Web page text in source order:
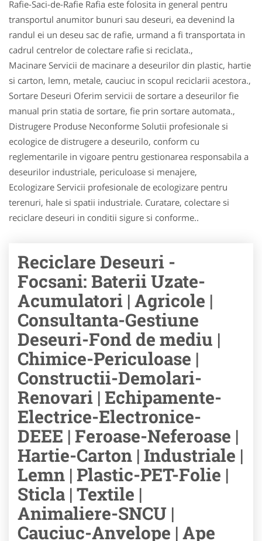
Rafie-Saci-de-Rafie Rafia este folosita in general pentru
transportul anumitor bunuri sau deseuri, ea devenind la
randul ei un deseu sac de rafie, urmand a fi transportata in
cadrul centrelor de colectare rafie si reciclata.,
Macinare Servicii de macinare a deseurilor din plastic, hartie
si carton, lemn, metale, cauciuc in scopul reciclarii acestora.,
Sortare Deseuri Oferim servicii de sortare a deseurilor fie
manual prin statia de sortare, fie prin sortare automata.,
Distrugere Produse Neconforme Solutii profesionale si
ecologice de distrugere a deseurilo, conform cu
reglementarile in vigoare pentru gestionarea responsabila a
deseurilor industriale, periculoase si menajere,
Ecologizare Servicii profesionale de ecologizare pentru
terenuri, hale si spatii industriale. Curatare, colectare si
reciclare deseuri in conditii sigure si conforme..
Reciclare Deseuri -
Focsani: Baterii Uzate-
Acumulatori | Agricole |
Consultanta-Gestiune
Deseuri-Fond de mediu |
Chimice-Periculoase |
Constructii-Demolari-
Renovari | Echipamente-
Electrice-Electronice-
DEEE | Feroase-Neferoase |
Hartie-Carton | Industriale |
Lemn | Plastic-PET-Folie |
Sticla | Textile |
Animaliere-SNCU |
Cauciuc-Anvelope | Ape